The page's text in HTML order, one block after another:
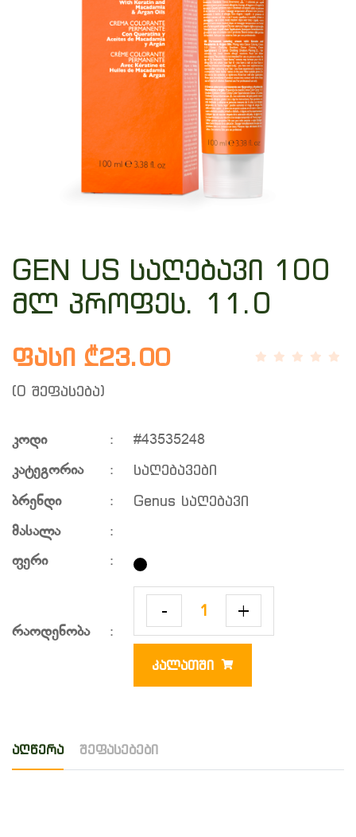
GEN US საღებავი 100
მლ პროფეს. 11.0
ფასი ₾23.00
(0 შეფასება)
კოდი :
#43535248
კატეგორია
:
საღებავები
ბრენდი
:
Genus საღებავი
მასალა
:
ფერი
:
რაოდენობა :
- +
ᲙᲐᲚᲐᲗᲨᲘ
აღწერა შეფასებები